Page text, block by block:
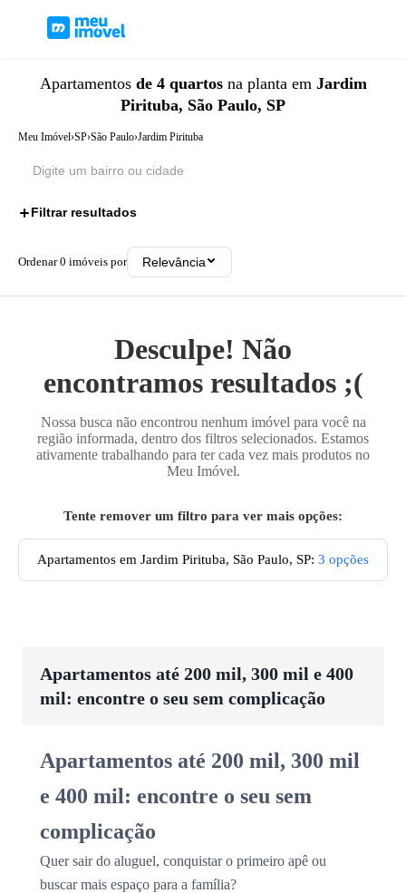
Apartamentos de 4 quartosna planta em Jardim
Pirituba, São Paulo, SP
Meu Imóvel›SP›São Paulo›Jardim Pirituba
Filtrar resultados
Ordenar0 imóveis por Relevância
Desculpe! Não
encontramos resultados ;(
Nossa busca não encontrou nenhum imóvel para você na
região informada, dentro dos filtros selecionados. Estamos
ativamente trabalhando para ter cada vez mais produtos no
Meu Imóvel.
Tente remover um filtro para ver mais opções:
Apartamentos em Jardim Pirituba, São Paulo, SP: 3 opções
Apartamentos até 200 mil, 300 mil e 400
mil: encontre o seu sem complicação
Apartamentos até 200 mil, 300 mil
e 400 mil: encontre o seu sem
complicação
Quer sair do aluguel, conquistar o primeiro apê ou
buscar mais espaço para a família?